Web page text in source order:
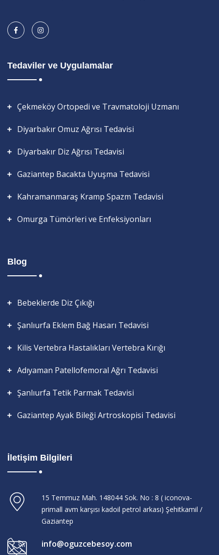
Tedaviler ve Uygulamalar
Çekmeköy Ortopedi ve Travmatoloji Uzmanı
Diyarbakır Omuz Ağrısı Tedavisi
Diyarbakır Diz Ağrısı Tedavisi
Gaziantep Bacakta Uyuşma Tedavisi
Kahramanmaraş Kramp Spazm Tedavisi
Omurga Tümörleri ve Enfeksiyonları
Blog
Bebeklerde Diz Çıkığı
Şanlıurfa Eklem Bağ Hasarı Tedavisi
Kilis Vertebra Hastalıkları Vertebra Kırığı
Adıyaman Patellofemoral Ağrı Tedavisi
Şanlıurfa Tetik Parmak Tedavisi
Gaziantep Ayak Bileği Artroskopisi Tedavisi
İletişim Bilgileri
15 Temmuz Mah. 148044 Sok. No : 8 ( iconova-
primall avm karşısı kadoil petrol arkası) Şehitkamil /
Gaziantep
info@oguzcebesoy.com